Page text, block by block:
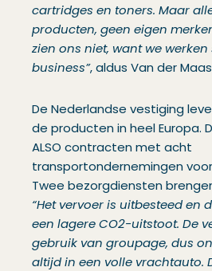
cartridges en toners. Maar
producten, geen eigen
zien ons niet, want we
business”, aldus Van der
De Nederlandse vestiging
de producten in heel Europa.
ALSO contracten met acht
transportondernemingen
Twee bezorgdiensten
“Het vervoer is uitbesteed en
een lagere CO2-uitstoot. De
gebruik van groupage, dus
altijd in een volle vrachtauto.